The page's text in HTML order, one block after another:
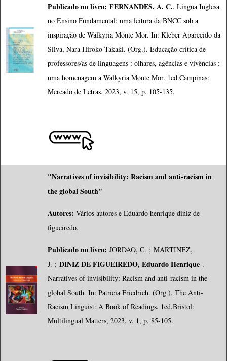
Publicado no livro: FERNANDES, A. C.. Língua Inglesa
no Ensino Fundamental: uma leitura da BNCC sob a
inspiração de Walkyria Monte Mor. In: Kleber Aparecido da
Silva, Nara Hiroko Takaki. (Org.). Educação crítica de
professores/as de linguagens : olhares, agências e vivências :
uma homenagem a Walkyria Monte Mor. 1ed.Campinas:
Mercado de Letras, 2023, v. 15, p. 105-135.
"Narratives of invisibility: Racism and anti-racism in
the global South"
Autores: Vários autores e Eduardo henrique diniz de
figueiredo.
Publicado no livro: JORDAO, C. ; MARTINEZ,
J. ; DINIZ DE FIGUEIREDO, Eduardo Henrique .
Narratives of invisibility: Racism and anti-racism in the
global South. In: Patricia Friedrich. (Org.). The Anti-
Racism Linguist: A Book of Readings. 1ed.Bristol:
Multilingual Matters, 2023, v. 1, p. 85-105.